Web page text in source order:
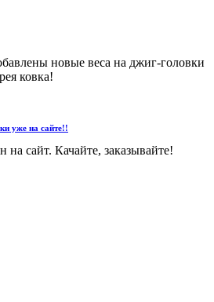
новые веса на джиг-головки
ковка!
уже на сайте!!
на сайт. Качайте, заказывайте!